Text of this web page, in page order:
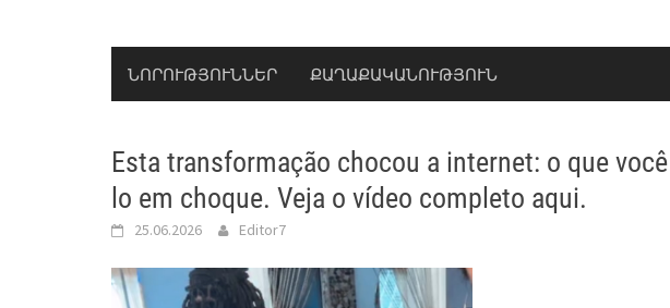
ՆՈՐՈՒԹՅՈՒՆՆԵՐ ՔԱՂԱՔԱԿԱՆՈՒԹՅՈՒՆ
Esta transformação chocou a internet: o que
lo em choque. Veja o vídeo completo aqui.
25.06.2026 Editor7